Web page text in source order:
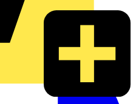
Datenschutzerklärung